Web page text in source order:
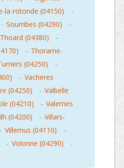
la-rotonde (04150)
-
- Sourribes (04290)
-
Thoard (04380)
-
- Thorame-
(04250)
-
- Vacheres
(04250) - Valbelle
(04210) - Valernes
(04200) - Villars-
- Villemus (04110)
-
- Volonne (04290)
-